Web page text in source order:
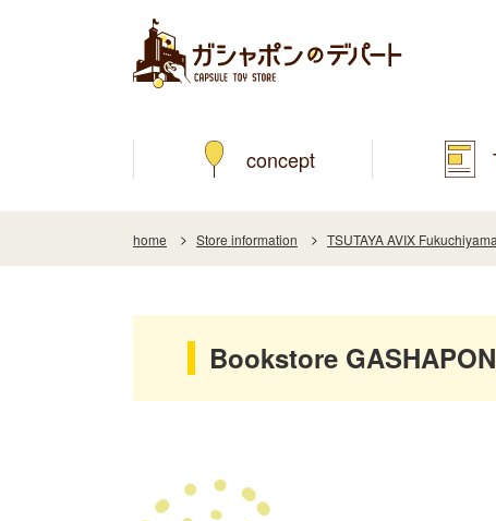
concept
home Store information TSUTAYA AVIX
Bookstore